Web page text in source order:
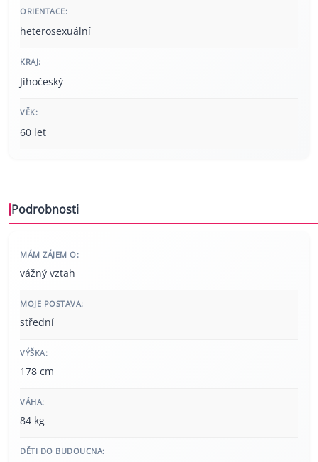
ORIENTACE:
heterosexuální
KRAJ:
Jihočeský
VĚK:
60 let
Podrobnosti
MÁM ZÁJEM O:
vážný vztah
MOJE POSTAVA:
střední
VÝŠKA:
178 cm
VÁHA:
84 kg
DĚTI DO BUDOUCNA: